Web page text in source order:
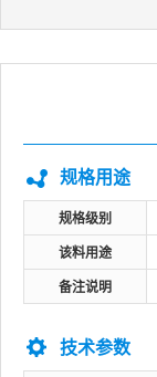
规格用途
规格级别
该料用途
备注说明
技术参数